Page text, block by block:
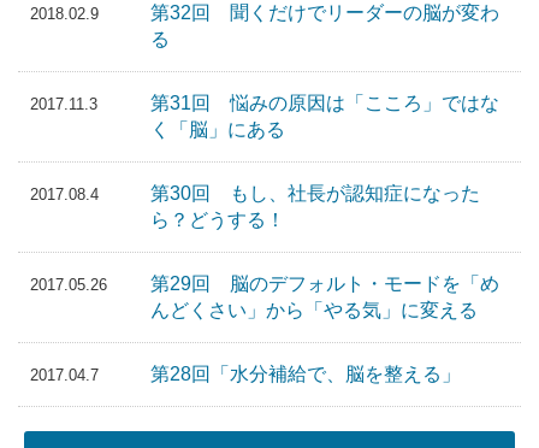
2018.02.9
第32回 聞くだけでリーダーの脳が変わ
る
2017.11.3
第31回 悩みの原因は「こころ」ではな
く「脳」にある
2017.08.4
第30回 もし、社長が認知症になった
ら？どうする！
2017.05.26
第29回 脳のデフォルト・モードを「め
んどくさい」から「やる気」に変える
2017.04.7 第28回「水分補給で、脳を整える」